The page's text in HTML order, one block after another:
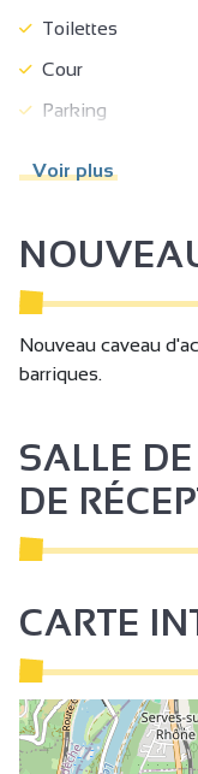
Toilettes
Cour
Parking
Camping-cars
Accès autocar
Boutique
Exportation
Accessible en
Voir plus
Nouveau caveau
barriques.
SALLE
DE
CARTE